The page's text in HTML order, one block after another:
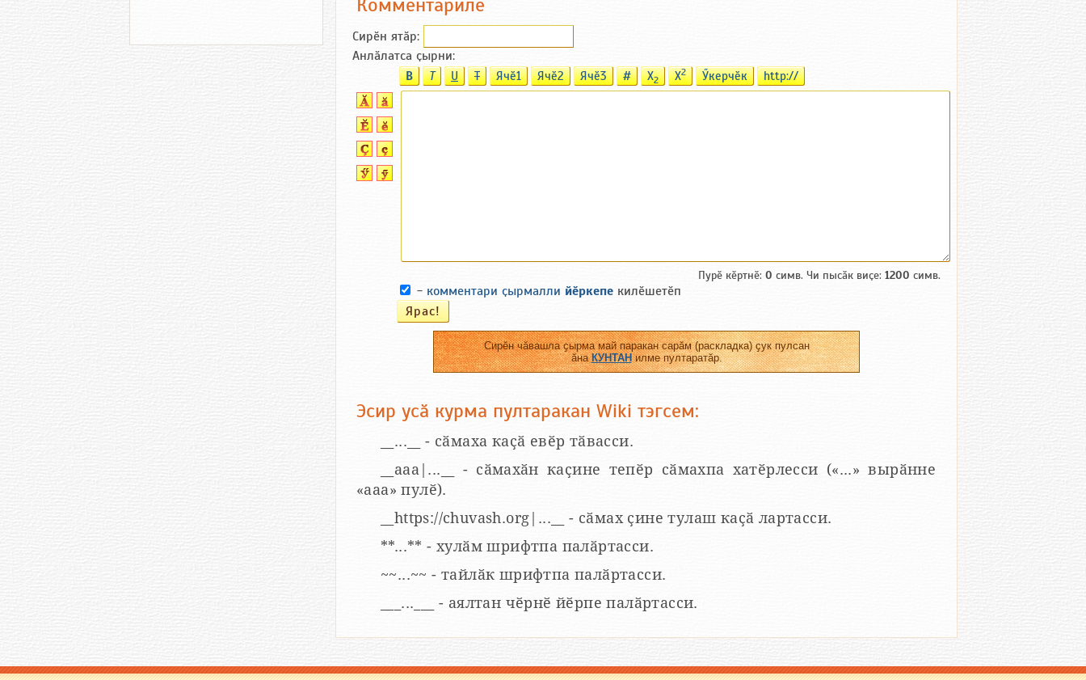
Комментариле
Сирӗн ятӑp:
Анлӑлатса ҫырни:
B T U T Ячӗ1 Ячӗ2 Ячӗ3 # X2 X2 Ӳкерчӗк http://
Пурӗ кӗртнӗ: 0 симв. Чи пысӑк виҫе: 1200 симв.
- комментари ҫырмалли йӗркепе килӗшетӗп
Сирӗн чӑвашла ҫырма май паракан сарӑм (раскладка) ҫук пулсан
ӑнаКУНТАНилме пултаратӑр.
Эсир усӑ курма пултаракан Wiki тэгсем:
__...__ - сӑмаха каҫӑ евӗр тӑвасси.
__aaa|...__ - сӑмахӑн каҫине тепӗр сӑмахпа хатӗрлесси («...» вырӑнне
«ааа» пулӗ).
__https://chuvash.org|...__ - сӑмах ҫине тулаш каҫӑ лартасси.
**...** - хулӑм шрифтпа палӑртасси.
~~...~~ - тайлӑк шрифтпа палӑртасси.
___...___ - аялтан чӗрнӗ йӗрпе палӑртасси.